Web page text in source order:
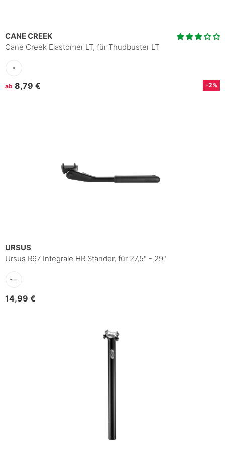
CANE CREEK
Cane Creek Elastomer LT, für Thudbuster LT
ab 8,79 € -2%
URSUS
Ursus R97 Integrale HR Ständer, für 27,5" - 29"
14,99 €